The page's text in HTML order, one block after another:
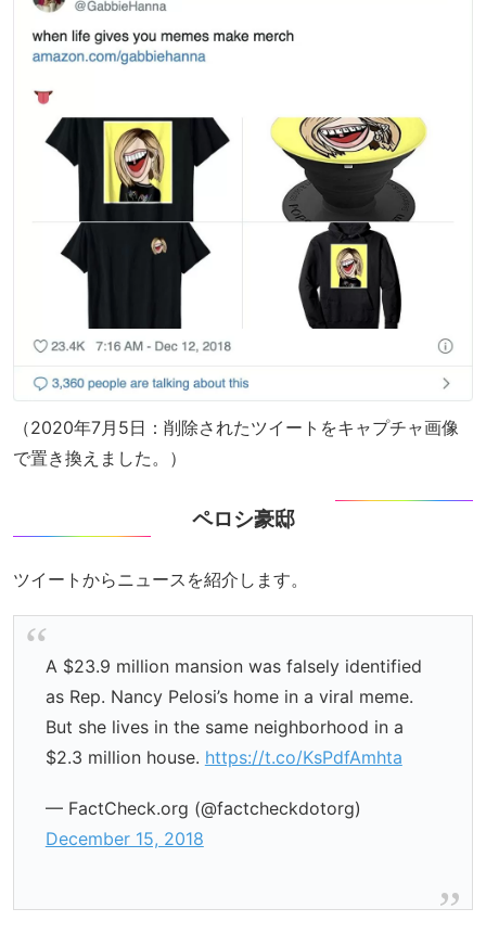
（2020年7月5日：削除されたツイートをキャプチャ画像
で置き換えました。）
ペロシ豪邸
ツイートからニュースを紹介します。
A $23.9 million mansion was falsely identified
as Rep. Nancy Pelosi’s home in a viral meme.
But she lives in the same neighborhood in a
$2.3 million house. https://t.co/KsPdfAmhta
— FactCheck.org (@factcheckdotorg)
December 15, 2018